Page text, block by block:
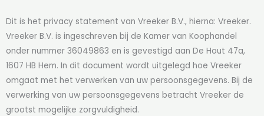
Dit is het privacy statement van Vreeker B.V., hierna: Vreeker.
Vreeker B.V. is ingeschreven bij de Kamer van Koophandel
onder nummer 36049863 en is gevestigd aan De Hout 47a,
1607 HB Hem. In dit document wordt uitgelegd hoe Vreeker
omgaat met het verwerken van uw persoonsgegevens. Bij de
verwerking van uw persoonsgegevens betracht Vreeker de
grootst mogelijke zorgvuldigheid.